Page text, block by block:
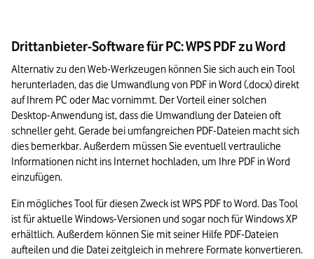
Drittanbieter-Software für PC: WPS PDF zu Word
Alternativ zu den Web-Werkzeugen können Sie sich auch ein Tool
herunterladen, das die Umwandlung von PDF in Word (.docx) direkt
auf Ihrem PC oder Mac vornimmt. Der Vorteil einer solchen
Desktop-Anwendung ist, dass die Umwandlung der Dateien oft
schneller geht. Gerade bei umfangreichen PDF-Dateien macht sich
dies bemerkbar. Außerdem müssen Sie eventuell vertrauliche
Informationen nicht ins Internet hochladen, um Ihre PDF in Word
einzufügen.
Ein mögliches Tool für diesen Zweck ist WPS PDF to Word. Das Tool
ist für aktuelle Windows-Versionen und sogar noch für Windows XP
erhältlich. Außerdem können Sie mit seiner Hilfe PDF-Dateien
aufteilen und die Datei zeitgleich in mehrere Formate konvertieren.